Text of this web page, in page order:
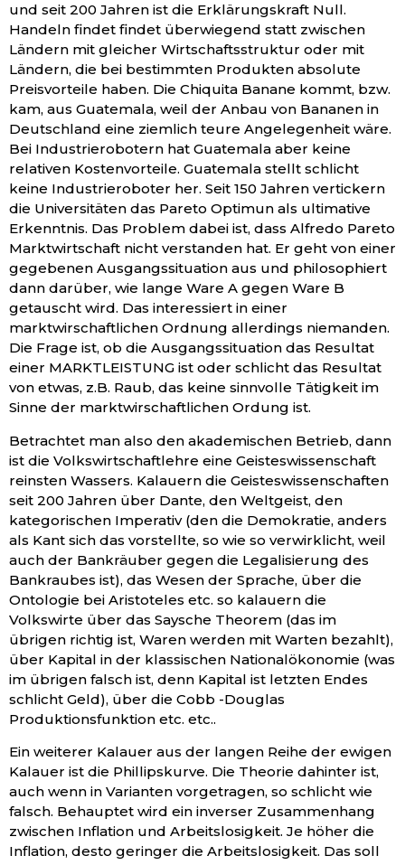
und seit 200 Jahren ist die Erklärungskraft Null.
Handeln findet findet überwiegend statt zwischen
Ländern mit gleicher Wirtschaftsstruktur oder mit
Ländern, die bei bestimmten Produkten absolute
Preisvorteile haben. Die Chiquita Banane kommt, bzw.
kam, aus Guatemala, weil der Anbau von Bananen in
Deutschland eine ziemlich teure Angelegenheit wäre.
Bei Industrierobotern hat Guatemala aber keine
relativen Kostenvorteile. Guatemala stellt schlicht
keine Industrieroboter her. Seit 150 Jahren vertickern
die Universitäten das Pareto Optimun als ultimative
Erkenntnis. Das Problem dabei ist, dass Alfredo Pareto
Marktwirtschaft nicht verstanden hat. Er geht von einer
gegebenen Ausgangssituation aus und philosophiert
dann darüber, wie lange Ware A gegen Ware B
getauscht wird. Das interessiert in einer
marktwirschaftlichen Ordnung allerdings niemanden.
Die Frage ist, ob die Ausgangssituation das Resultat
einer MARKTLEISTUNG ist oder schlicht das Resultat
von etwas, z.B. Raub, das keine sinnvolle Tätigkeit im
Sinne der marktwirschaftlichen Ordung ist.
Betrachtet man also den akademischen Betrieb, dann
ist die Volkswirtschaftlehre eine Geisteswissenschaft
reinsten Wassers. Kalauern die Geisteswissenschaften
seit 200 Jahren über Dante, den Weltgeist, den
kategorischen Imperativ (den die Demokratie, anders
als Kant sich das vorstellte, so wie so verwirklicht, weil
auch der Bankräuber gegen die Legalisierung des
Bankraubes ist), das Wesen der Sprache, über die
Ontologie bei Aristoteles etc. so kalauern die
Volkswirte über das Saysche Theorem (das im
übrigen richtig ist, Waren werden mit Warten bezahlt),
über Kapital in der klassischen Nationalökonomie (was
im übrigen falsch ist, denn Kapital ist letzten Endes
schlicht Geld), über die Cobb -Douglas
Produktionsfunktion etc. etc..
Ein weiterer Kalauer aus der langen Reihe der ewigen
Kalauer ist die Phillipskurve. Die Theorie dahinter ist,
auch wenn in Varianten vorgetragen, so schlicht wie
falsch. Behauptet wird ein inverser Zusammenhang
zwischen Inflation und Arbeitslosigkeit. Je höher die
Inflation, desto geringer die Arbeitslosigkeit. Das soll